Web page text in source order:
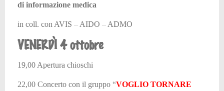
di informazione medica
in coll. con AVIS – AIDO – ADMO
VENERDÌ 4 ottobre
19,00 Apertura chioschi
22,00 Concerto con il gruppo “VOGLIO TORNARE